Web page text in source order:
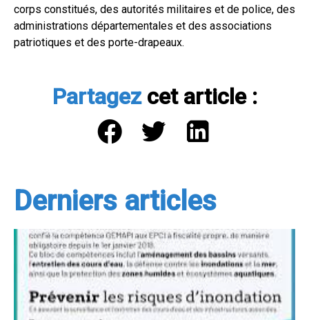
corps constitués, des autorités militaires et de police, des
administrations départementales et des associations
patriotiques et des porte-drapeaux.
Partagezcet article :
Derniers articles